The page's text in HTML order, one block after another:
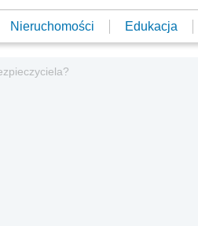
Nieruchomości Edukacja